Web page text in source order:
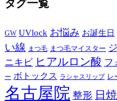
タグ一覧
GW UVlock お悩み お誕生日
い線
まつ毛 まつ毛マイスター
ニキビ ヒアルロン酸 フ
ー ボトックス ラシャスリップ レ
名古屋院 整形 日